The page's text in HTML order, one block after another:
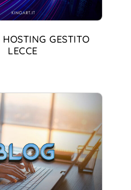
GESTITO
LECCE